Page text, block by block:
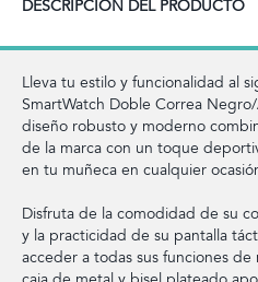
DESCRIPCIÓN DEL PRODUCTO
Lleva tu estilo y funcionalidad al
SmartWatch Doble Correa
diseño robusto y moderno
de la marca con un toque
en tu muñeca en cualquier
Disfruta de la comodidad de su
y la practicidad de su pantalla
acceder a todas sus funciones